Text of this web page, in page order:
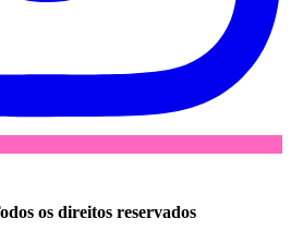
os direitos reservados